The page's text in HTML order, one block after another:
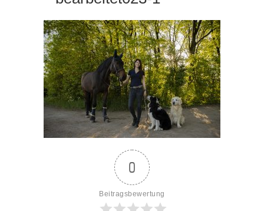
0
Beitragsbewertung